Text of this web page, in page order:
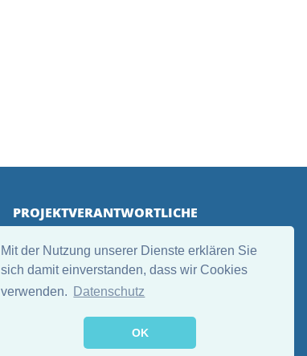
Mit der Nutzung unserer Dienste erklären Sie
sich damit einverstanden, dass wir Cookies
verwenden.
Datenschutz
OK
PROJEKTVERANTWORTLICHE